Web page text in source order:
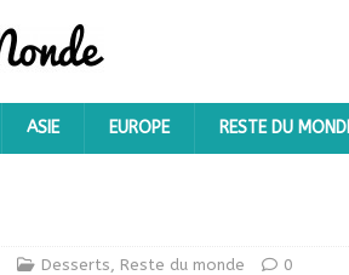
ASIE EUROPE RESTE DU
Desserts, Reste du monde 0